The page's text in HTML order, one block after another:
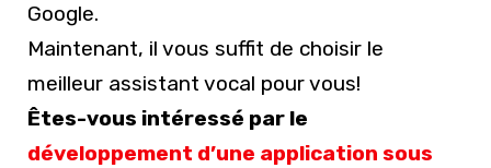
Google.
Maintenant, il vous suffit de choisir le
meilleur assistant vocal pour vous!
Êtes-vous intéressé par le
développement d’une application sous